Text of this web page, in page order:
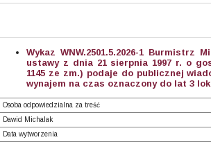
Wykaz WNW.2501.5.2026-1
ustawy z dnia 21 sierpnia 1997 r. o
1145 ze zm.) podaje do publicznej
wynajem na czas oznaczony do lat 3
Osoba odpowiedzialna za treść
Dawid Michalak
Data wytworzenia